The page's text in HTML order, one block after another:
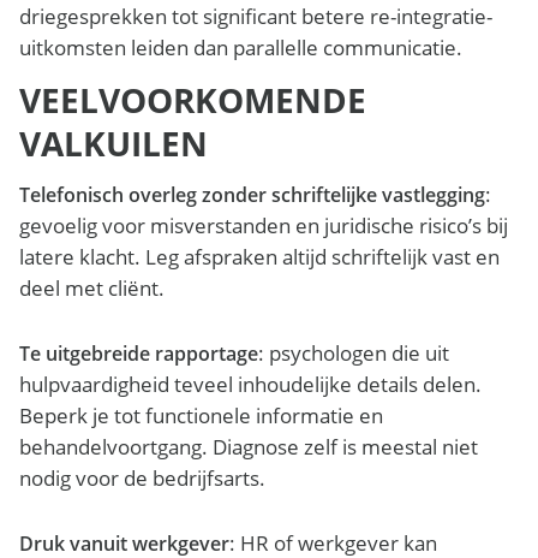
driegesprekken tot significant betere re-integratie-
uitkomsten leiden dan parallelle communicatie.
VEELVOORKOMENDE
VALKUILEN
Telefonisch overleg zonder schriftelijke vastlegging:
gevoelig voor misverstanden en juridische risico’s bij
latere klacht. Leg afspraken altijd schriftelijk vast en
deel met cliënt.
Te uitgebreide rapportage: psychologen die uit
hulpvaardigheid teveel inhoudelijke details delen.
Beperk je tot functionele informatie en
behandelvoortgang. Diagnose zelf is meestal niet
nodig voor de bedrijfsarts.
Druk vanuit werkgever: HR of werkgever kan